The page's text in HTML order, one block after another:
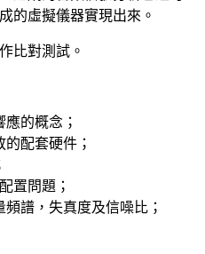
的虛擬儀器實現出來。
比對測試。
的概念；
配套硬件；
置問題；
譜，失真度及信噪比；